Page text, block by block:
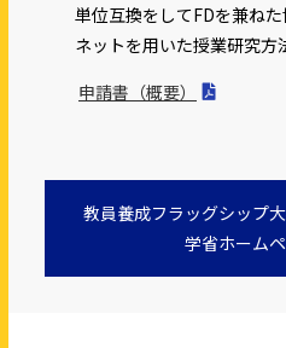
単位互換をしてFDを兼ね
ネットを用いた授業研究方
申請書（概要）
教員養成フラッグシップ
学省ホームペ